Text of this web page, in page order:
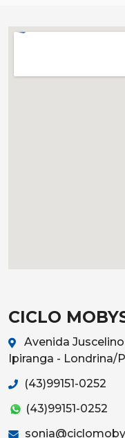
CICLO
Avenida
Ipiranga - Londrina/
(43)99151-0252
(43)99151-0252